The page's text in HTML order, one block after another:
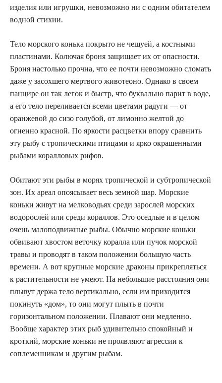
изделия или игрушки, невозможно ни с одним обитателем
водной стихии.
Тело морского конька покрыто не чешуей, а костными
пластинами. Колючая броня защищает их от опасности.
Броня настолько прочна, что ее почти невозможно сломать
даже у засохшего мертвого животеоно. Однако в своем
панцире он так легок и быстр, что буквально парит в воде,
а его тело переливается всеми цветами радуги — от
оранжевой до сизо голубой, от лимонно желтой до
огненно красной. По яркости расцветки впору сравнить
эту рыбу с тропическими птицами и ярко окрашенными
рыбами коралловых рифов.
Обитают эти рыбы в морях тропической и субтропической
зон. Их ареал опоясывает весь земной шар. Морские
коньки живут на мелководьях среди зарослей морских
водорослей или среди кораллов. Это оседлые и в целом
очень малоподвижные рыбы. Обычно морские коньки
обвивают хвостом веточку коралла или пучок морской
травы и проводят в таком положении большую часть
времени. А вот крупные морские драконы прикрепляться
к растительности не умеют. На небольшие расстояния они
плывут держа тело вертикально, если им приходится
покинуть «дом», то они могут плыть в почти
горизонтальном положении. Плавают они медленно.
Вообще характер этих рыб удивительно спокойный и
кроткий, морские коньки не проявляют агрессии к
соплеменникам и другим рыбам.